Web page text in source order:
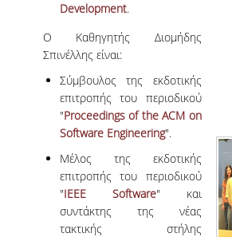
Development.
Ο Καθηγητής Διομήδης
Σπινέλλης είναι:
Σύμβουλος της εκδοτικής
επιτροπής του περιοδικού
"Proceedings of the ACM on
Software Engineering".
Μέλος της εκδοτικής
επιτροπής του περιοδικού
"IEEE Software" και
συντάκτης της νέας
τακτικής στήλης